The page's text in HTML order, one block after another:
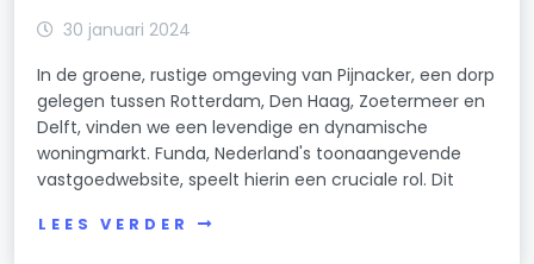
30 januari 2024
In de groene, rustige omgeving van Pijnacker, een dorp
gelegen tussen Rotterdam, Den Haag, Zoetermeer en
Delft, vinden we een levendige en dynamische
woningmarkt. Funda, Nederland's toonaangevende
vastgoedwebsite, speelt hierin een cruciale rol. Dit
LEES VERDER